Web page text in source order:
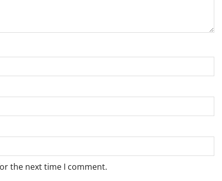
the next time I comment.